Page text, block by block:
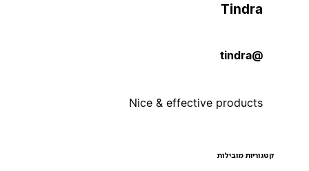
Tindra
Nice & effective products
קטגוריות מובילות